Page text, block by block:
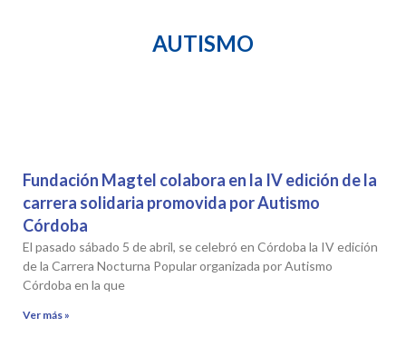
AUTISMO
Fundación Magtel colabora en la IV edición de la
carrera solidaria promovida por Autismo
Córdoba
El pasado sábado 5 de abril, se celebró en Córdoba la IV edición
de la Carrera Nocturna Popular organizada por Autismo
Córdoba en la que
Ver más »